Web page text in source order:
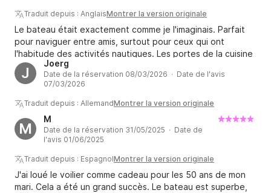
Traduit depuis : AnglaisMontrer la version originale
Le bateau était exactement comme je l'imaginais. Parfait
pour naviguer entre amis, surtout pour ceux qui ont
l'habitude des activités nautiques. Les portes de la cuisine
et les parois de la douche (en bois) auraient peut-être
besoin d'un petit coup de neuf. Mais bon, ma femme et ma
fille l'ont peut-être remarqué. À trois, nous n'avons eu
aucun problème. Merci Carlos, je suis certain de relouer ce
bateau, car j'ai un pied-à-terre à Benalmádena et je profite
du soleil de décembre à mai chaque année.
J
Joerg
Date de la réservation 08/03/2026 · Date de l'avis
07/03/2026
Traduit depuis : AllemandMontrer la version originale
M
M
Date de la réservation 31/05/2025 · Date de
l'avis 01/06/2025
Traduit depuis : EspagnolMontrer la version originale
J'ai loué le voilier comme cadeau pour les 50 ans de mon
mari. Cela a été un grand succès. Le bateau est superbe,